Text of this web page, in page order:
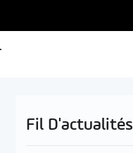
Fil D'actualités